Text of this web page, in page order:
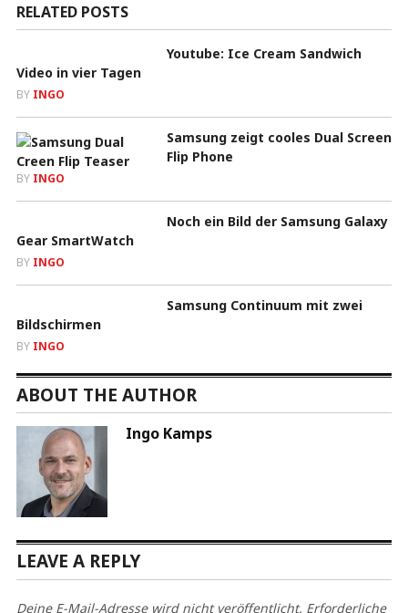
RELATED POSTS
Youtube: Ice Cream Sandwich
Video in vier Tagen
BY INGO
Samsung zeigt cooles Dual Screen
Flip Phone
BY INGO
Noch ein Bild der Samsung Galaxy
Gear SmartWatch
BY INGO
Samsung Continuum mit zwei
Bildschirmen
BY INGO
ABOUT THE AUTHOR
Ingo Kamps
LEAVE A REPLY
Deine E-Mail-Adresse wird nicht veröffentlicht. Erforderliche